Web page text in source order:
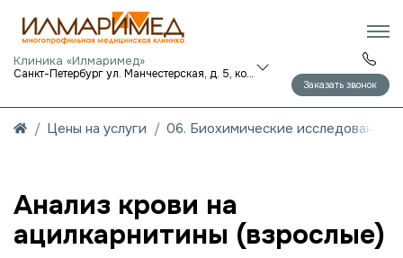
Клиника «Илмаримед»
Санкт-Петербург ул. Манчестерская, д. 5, корп. 1
Заказать звонок
Цены на услуги 06. Биохимические исследования
Анализ крови на
ацилкарнитины (взрослые)